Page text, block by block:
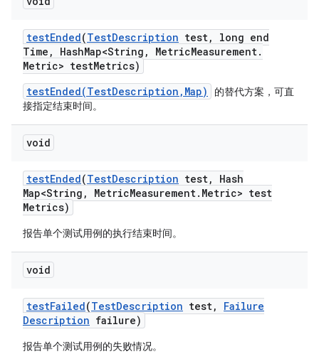
testEnded(TestDescription test,
long end
Time , HashMap<String , MetricMeasurement.
Metric> testMetrics)
testEnded(TestDescription,Map)
的替代方案，可直
接指定结束时间。
void
testEnded(TestDescription test,
Hash
Map<String , MetricMeasurement. Metric> test
Metrics)
报告单个测试用例的执行结束时间。
void
testFailed(TestDescription test,
Failure
Description failure)
报告单个测试用例的失败情况。